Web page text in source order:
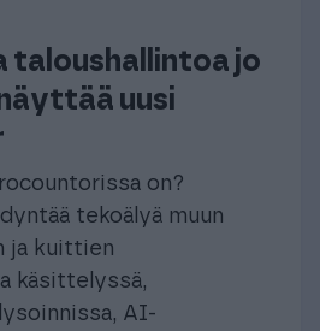
taloushallintoa jo
uusi
on?
tekoälyä muun
ja kuittien
käsittelyssä,
AI-